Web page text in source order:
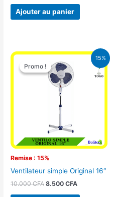
Ajouter au panier
15%
Promo !
Remise : 15%
Promo !
Ventilateur simple Original 16″
10.000CFA
Le
prix
initial
était :
10.000 CFA.
8.500CFA
Le